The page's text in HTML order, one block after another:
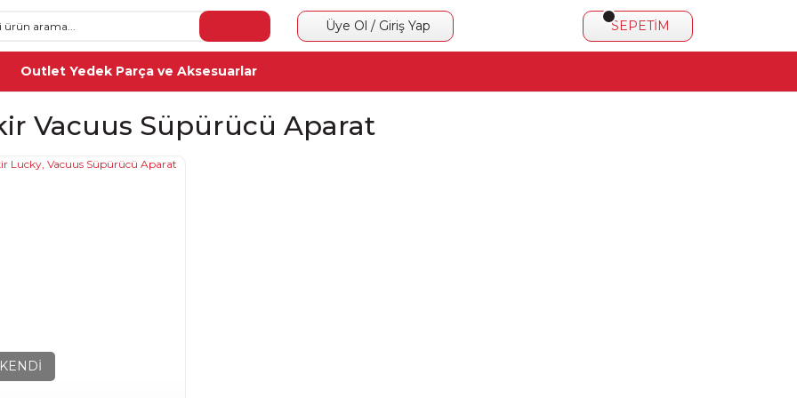
Üye Ol / Giriş Yap SEPETİM
Outlet Yedek Parça ve Aksesuarlar
Vacuus Süpürücü Aparat